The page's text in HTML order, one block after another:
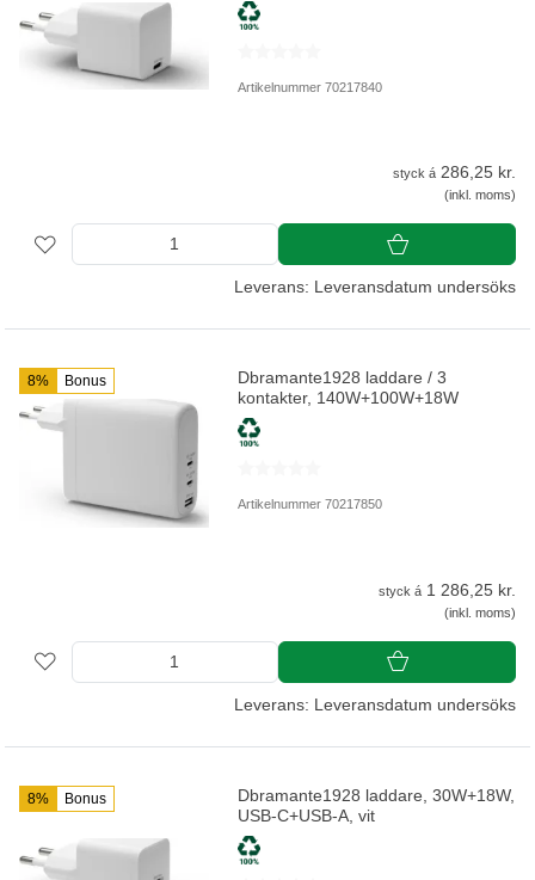
Artikelnummer 70217840
styck á 286,25 kr.
(inkl. moms)
Leverans: Leveransdatum undersöks
8% Bonus
Dbramante1928 laddare / 3
kontakter, 140W+100W+18W
Artikelnummer 70217850
styck á 1 286,25 kr.
(inkl. moms)
Leverans: Leveransdatum undersöks
8% Bonus
Dbramante1928 laddare, 30W+18W,
USB-C+USB-A, vit